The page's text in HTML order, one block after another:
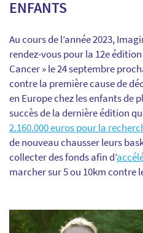
ENFANTS
Au cours de l’année 2023,
rendez-vous pour la 12e
Cancer » le 24 septembre
contre la première cause de
en Europe chez les enfants de
succès de la dernière édition
2.160.000 euros pour la
de nouveau chausser leurs
collecter des fonds afin d’
marcher sur 5 ou 10km contre